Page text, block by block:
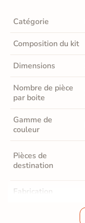
Catégorie
Composition du kit
Dimensions
Nombre de pièce
par boite
Gamme de
couleur
Pièces de
destination
Fabrication